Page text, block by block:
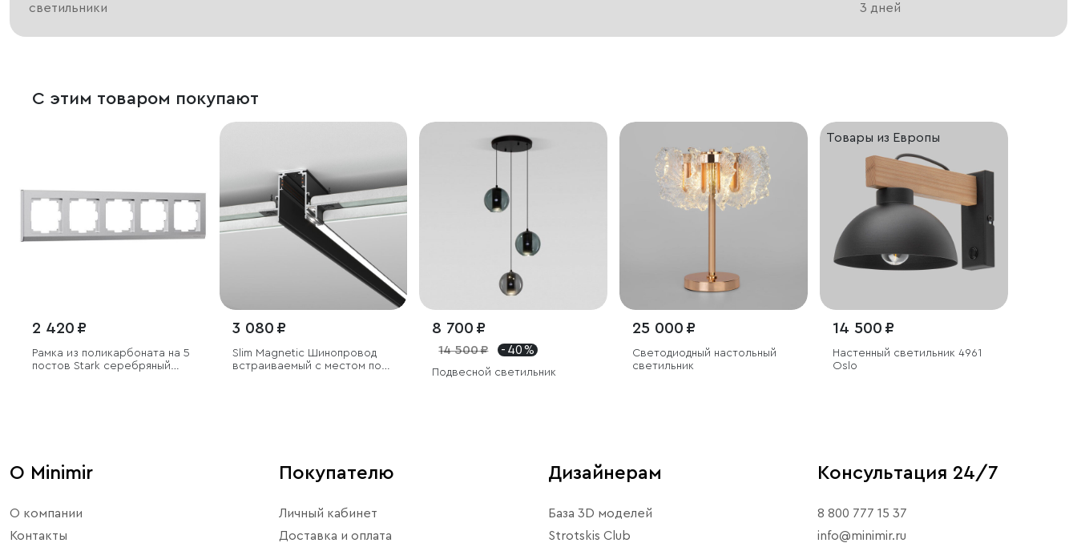
светильники
3 дней
С этим товаром покупают
2 420 ₽
Рамка из поликарбоната на 5
постов Stark серебряный
3 080 ₽
Slim Magnetic Шинопровод
встраиваемый с местом под
8 700 ₽
14 500 ₽ - 40 %
Подвесной светильник
25 000 ₽
Светодиодный настольный
светильник
Товары из Европы
14 500 ₽
Настенный светильник 4961
Oslo
О Minimir
О компании
Контакты
Покупателю
Личный кабинет
Доставка и оплата
Дизайнерам
База 3D моделей
Strotskis Club
Консультация 24/7
8 800 777 15 37
info@minimir.ru